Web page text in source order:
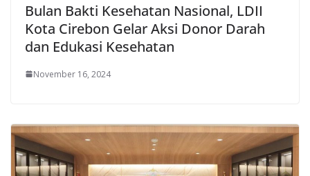
Bulan Bakti Kesehatan Nasional, LDII
Kota Cirebon Gelar Aksi Donor Darah
dan Edukasi Kesehatan
November 16, 2024